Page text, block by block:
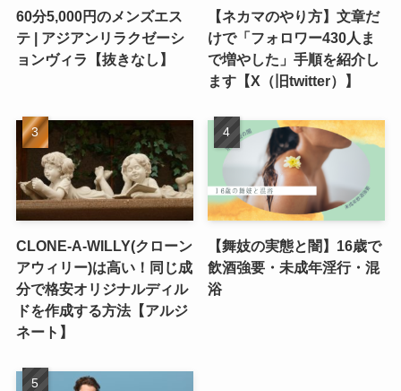
60分5,000円のメンズエス
テ | アジアンリラクゼーシ
ョンヴィラ【抜きなし】
【ネカマのやり方】文章だ
けで「フォロワー430人ま
で増やした」手順を紹介し
ます【X（旧twitter）】
CLONE-A-WILLY(クローン
アウィリー)は高い！同じ成
分で格安オリジナルディル
ドを作成する方法【アルジ
ネート】
【舞妓の実態と闇】16歳で
飲酒強要・未成年淫行・混
浴